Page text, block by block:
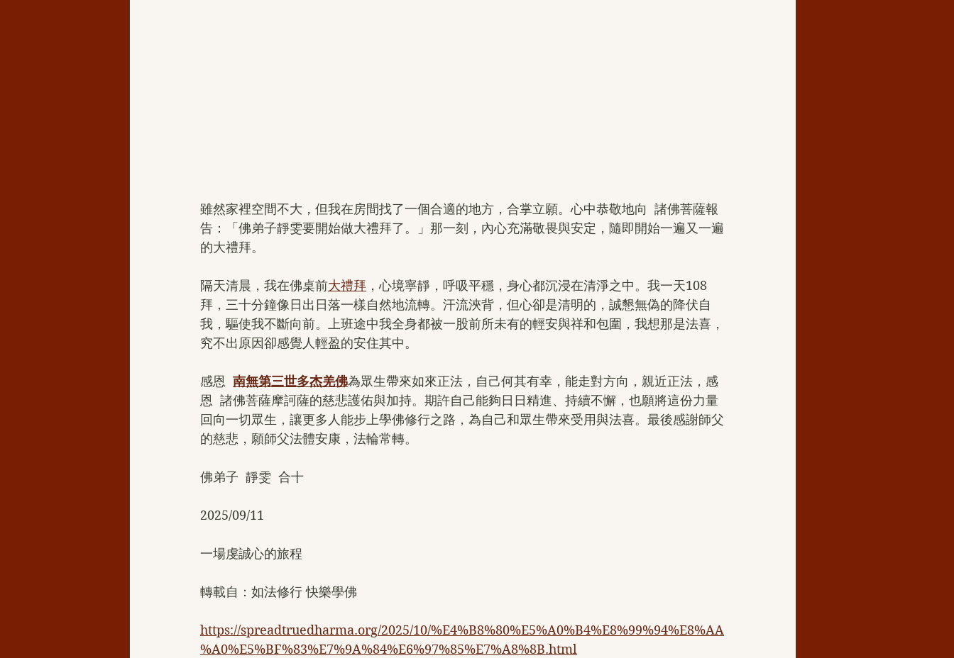
雖然家裡空間不大，但我在房間找了一個合適的地方，合掌立願。心中恭敬地向  諸佛菩薩報
告：「佛弟子靜雯要開始做大禮拜了。」那一刻，內心充滿敬畏與安定，隨即開始一遍又一遍
的大禮拜。
隔天清晨，我在佛桌前大禮拜 ，心境寧靜，呼吸平穩，身心都沉浸在清淨之中。我一天108
拜，三十分鐘像日出日落一樣自然地流轉。汗流浹背，但心卻是清明的，誠懇無偽的降伏自
我，驅使我不斷向前。上班途中我全身都被一股前所未有的輕安與祥和包圍，我想那是法喜，
究不出原因卻感覺人輕盈的安住其中。
感恩 南無第三世多杰羌佛為眾生帶來如來正法，自己何其有幸，能走對方向，親近正法，感
恩  諸佛菩薩摩訶薩的慈悲護佑與加持。期許自己能夠日日精進、持續不懈，也願將這份力量
回向一切眾生，讓更多人能步上學佛修行之路，為自己和眾生帶來受用與法喜。最後感謝師父
的慈悲，願師父法體安康，法輪常轉。
佛弟子  靜雯  合十
2025/09/11
一場虔誠心的旅程
轉載自：如法修行 快樂學佛
https://spreadtruedharma.org/2025/10/%E4%B8%80%E5%A0%B4%E8%99%94%E8%AA
%A0%E5%BF%83%E7%9A%84%E6%97%85%E7%A8%8B.html